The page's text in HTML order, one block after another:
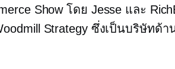
Show โดย Jesse และ
Strategy ซึ่งเป็นบริษัทด้